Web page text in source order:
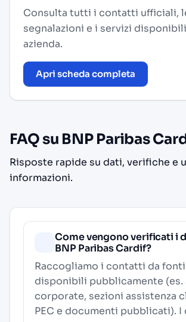
Consulta tutti i contatti ufficiali,
segnalazioni e i servizi
azienda.
Apri scheda completa
FAQ su BNP Paribas
Risposte rapide su dati, verifiche e
informazioni.
Come vengono verificati i
BNP Paribas Cardif?
Raccogliamo i contatti da
disponibili pubblicamente (es.
corporate, sezioni assistenza
PEC e documenti pubblicati). I